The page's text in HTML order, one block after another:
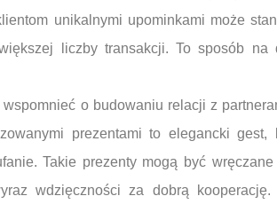
unikalnymi upominkami może
liczby transakcji. To sposób
wspomnieć o budowaniu relacji z
prezentami to elegancki
Takie prezenty mogą być
wdzięczności za dobrą kooperację.